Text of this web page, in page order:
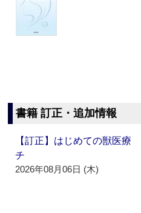
書籍 訂正・追加情報
【訂正】はじめての獣医
チ
2026年08月06日 (木)